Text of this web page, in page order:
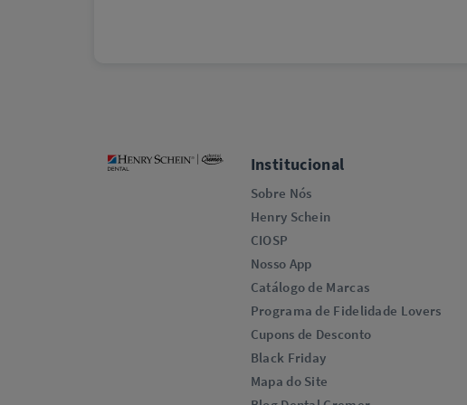
Institucional
Sobre Nós
Henry Schein
CIOSP
Nosso App
Catálogo de Marcas
Programa de Fidelidade Lovers​
Cupons de Desconto
Black Friday
Mapa do Site